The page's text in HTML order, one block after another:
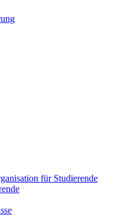
für Studierende